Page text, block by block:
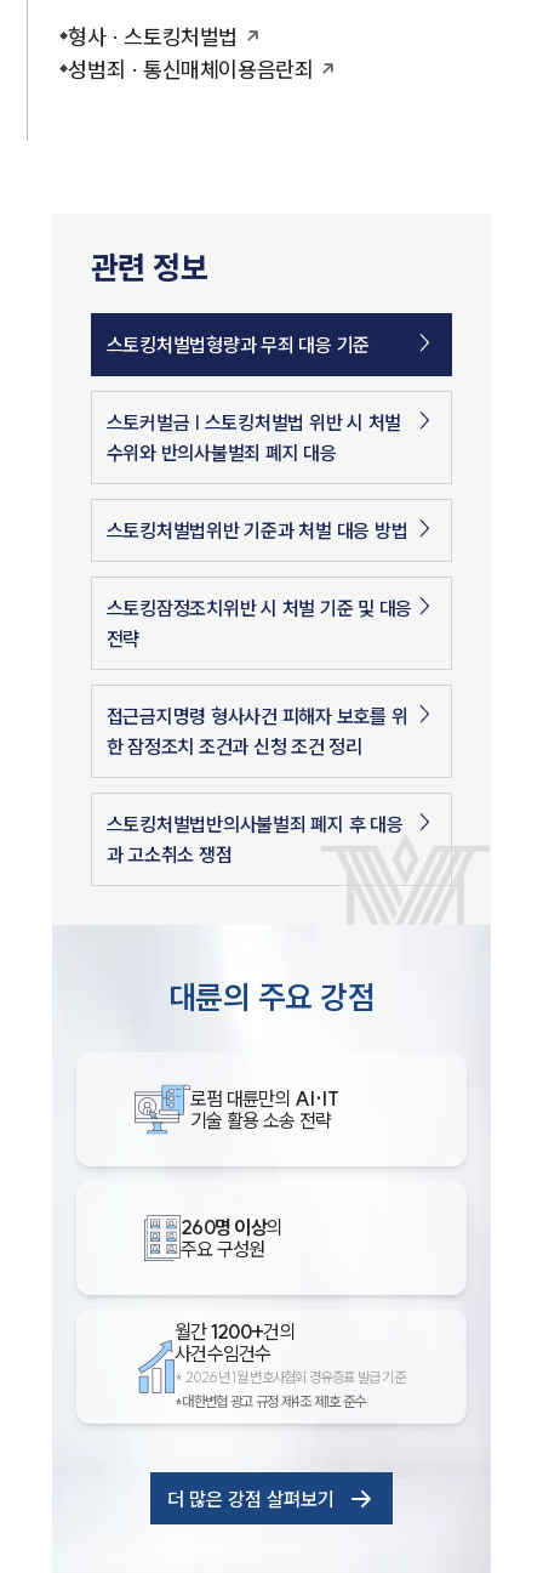
형사 · 스토킹처벌법
성범죄 · 통신매체이용음란죄
관련 정보
스토킹처벌법형량과 무죄 대응 기준
스토커벌금 | 스토킹처벌법 위반 시 처벌
수위와 반의사불벌죄 폐지 대응
스토킹처벌법위반 기준과 처벌 대응 방법
스토킹잠정조치위반 시 처벌 기준 및 대응
전략
접근금지명령 형사사건 피해자 보호를 위
한 잠정조치 조건과 신청 조건 정리
스토킹처벌법반의사불벌죄 폐지 후 대응
과 고소취소 쟁점
대륜의 주요 강점
로펌 대륜만의 AI·IT
기술 활용 소송 전략
260명 이상의
주요 구성원
월간1200+건의
사건수임건수
* 2026년 1월 변호사협회 경유증표 발급 기준
*대한변협 광고 규정 제4조 제1호 준수
더 많은 강점 살펴보기